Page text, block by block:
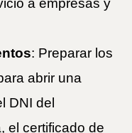
a empresas y
: Preparar los
abrir una
DNI del
el certificado de